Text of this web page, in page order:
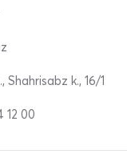
Shahrisabz k., 16/1
12 00